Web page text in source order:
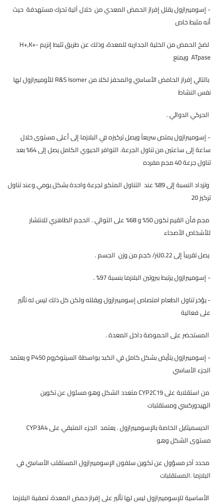
- إسوميبرازول يقلل إفراز الحمض المعدي من خلال آلية تحرك مستهدفة حيث
أنه مثبط خاص
لضخ الحمض من الخلية الجداريه للمعدة، وذلك عن طريق تثبط إنزيم H+,K+-
ATpase ويمنع
بالتالي إفراز الحامض الأساسي والمحفز لكلا من R&S Isomer للأوميبرازول لها
نفس النشاط
الحركي الدوائي .
- إسوميبرازول يمتص سريعاً ويصل تركيزه في البلازما إلى أعلى مستوى خلال
ساعة إلى ساعتين من تناول الجرعة. التوافر الحيوي الكامل يصل إلى 64% بعد
تناول جرعة 40 مجم مفرده
وتزداد النسبة إلى 89% عند التناول المتكرر لجرعة واحدة بشكل يومي وعند تناول
تركيز 20
مجم فأن القيم تكون 50% و 68% على التوالي . الحجم الظاهري للانتشار
للأشخاص الأصحاء
يصل تقريباً إلى 0.22لتر/ كجم من وزن الجسم .
- إسوميبرازول يرتبط ببروتين البلازما بنسبة 97% .
- يؤخر تناول الطعام امتصاص إسوميبرازول ويقلله ولكن كل ذلك ليس له تأثير
على فعالية
المستحضر على الحموضة داخل المعدة .
- إسوميبرازول يتأيض بشكل كامل في الكبد بواسطة السيتوكروم P450 و يعتمد
الجزء الأساسي
من استقلابة على CYP2C19 متعدد الشكل وهو مسئول عن تكوين
الهيدوركسي ومستقلبات
الديسميثايل الخاصة بالإسوميبرازول . يعتمد الجزء المتبقي على CYP3A4
مستوى الشكل وهو
محدد آخر مسؤول عن تكوين سلفون الإسوميبرازول المستقلب الأساسي في
البلازما .المستقلبات
الأساسية للإسوميبرازول ليس لها تأثير على إفراز حمض المعدة. تصفية البلازما